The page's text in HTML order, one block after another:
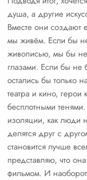
душа, а другие
Вместе они создают
мы живём. Если бы
живописью, мы бы
глазами. Если бы не
остались бы только
театра и кино, герои
бесплотными тенями.
изоляции, как люди
делятся друг с
становится лучше
представляю, что
фильмом. И